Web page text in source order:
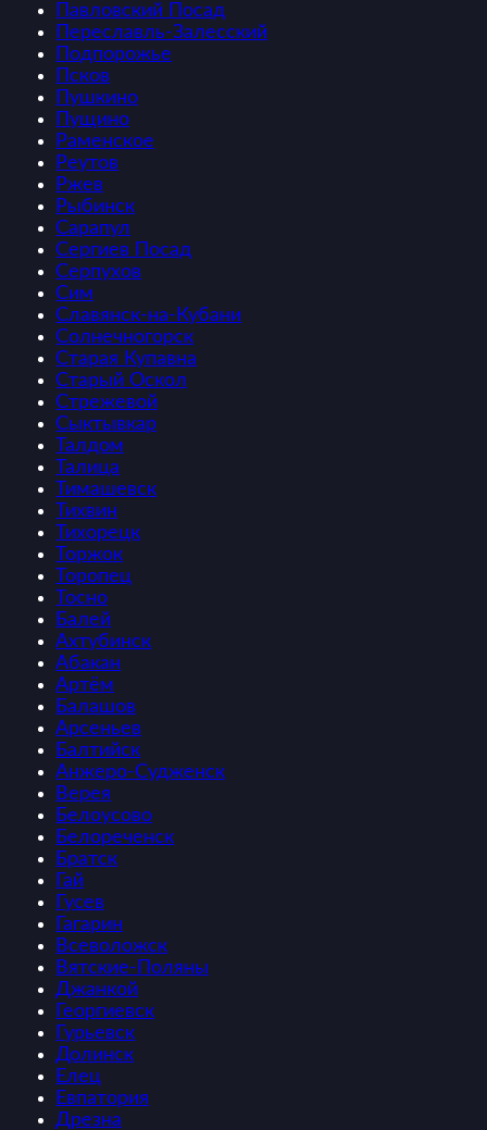
Павловский Посад
Переславль-Залесский
Подпорожье
Псков
Пушкино
Пущино
Раменское
Реутов
Ржев
Рыбинск
Сарапул
Сергиев Посад
Серпухов
Сим
Славянск-на-Кубани
Солнечногорск
Старая Купавна
Старый Оскол
Стрежевой
Сыктывкар
Талдом
Талица
Тимашевск
Тихвин
Тихорецк
Торжок
Торопец
Тосно
Балей
Ахтубинск
Абакан
Артём
Балашов
Арсеньев
Балтийск
Анжеро-Судженск
Верея
Белоусово
Белореченск
Братск
Гай
Гусев
Гагарин
Всеволожск
Вятские-Поляны
Джанкой
Георгиевск
Гурьевск
Долинск
Елец
Евпатория
Дрезна